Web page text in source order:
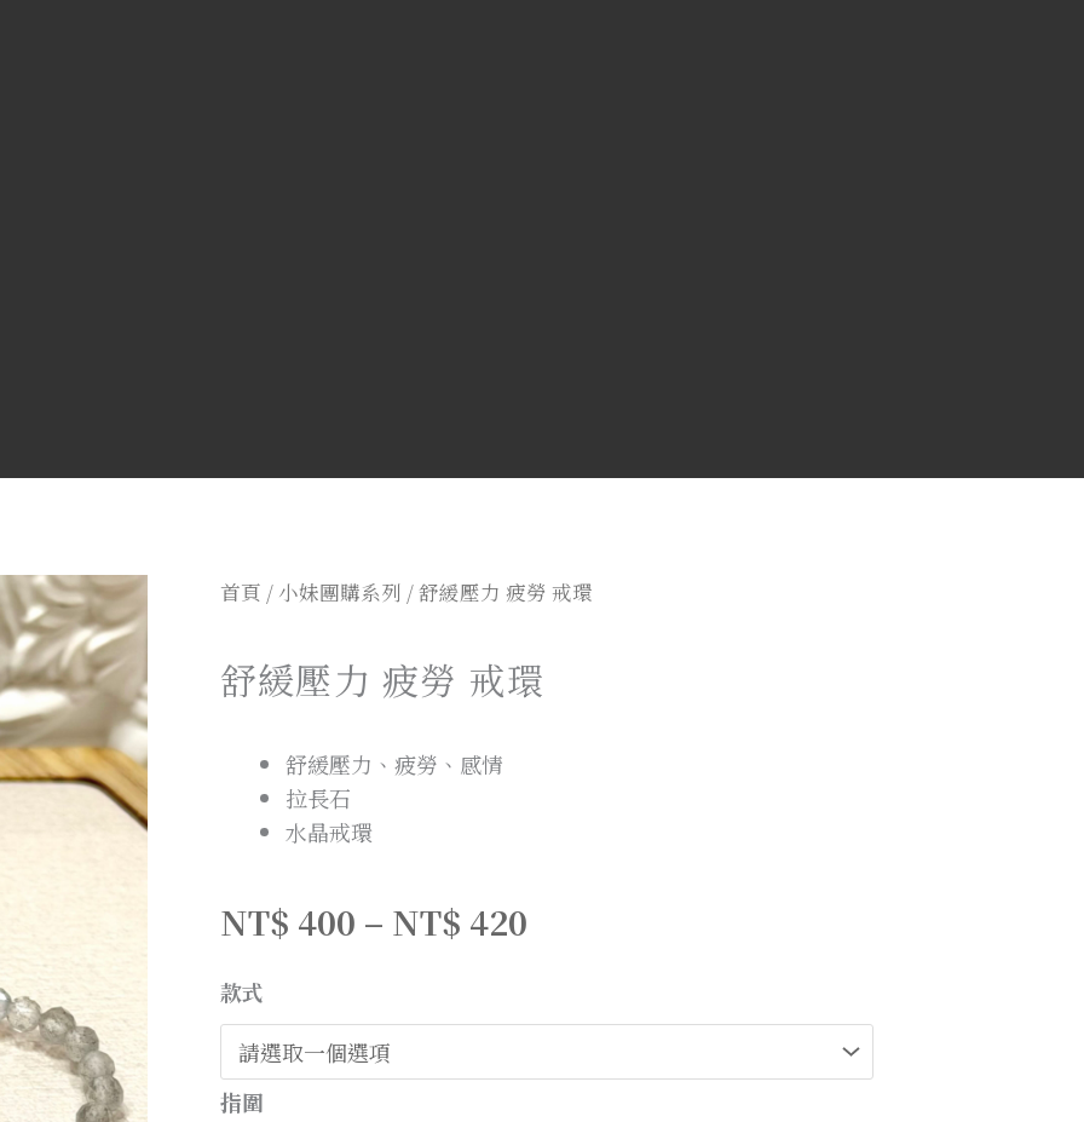
首頁 / 小妹團購系列 / 舒緩壓力 疲勞 戒環
舒緩壓力 疲勞 戒環
舒緩壓力、疲勞、感情
拉長石
水晶戒環
NT$ 400 – NT$ 420
款式
指圍